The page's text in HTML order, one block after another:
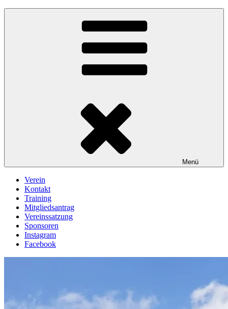
Menü
Verein
Kontakt
Training
Mitgliedsantrag
Vereinssatzung
Sponsoren
Instagram
Facebook